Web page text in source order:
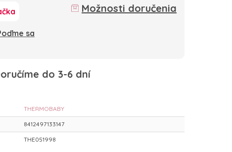
sa
Možnosti doručenia
do 3-6 dní
THERMOBABY
8412497133147
THE051998